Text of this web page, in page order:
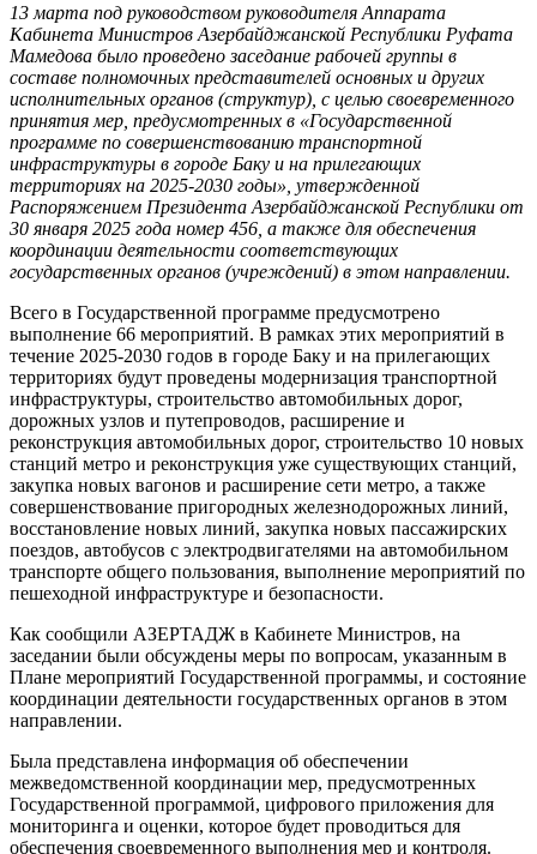
13 марта под руководством руководителя Аппарата
Кабинета Министров Азербайджанской Республики Руфата
Мамедова было проведено заседание рабочей группы в
составе полномочных представителей основных и других
исполнительных органов (структур), с целью своевременного
принятия мер, предусмотренных в «Государственной
программе по совершенствованию транспортной
инфраструктуры в городе Баку и на прилегающих
территориях на 2025-2030 годы», утвержденной
Распоряжением Президента Азербайджанской Республики от
30 января 2025 года номер 456, а также для обеспечения
координации деятельности соответствующих
государственных органов (учреждений) в этом направлении.
Всего в Государственной программе предусмотрено
выполнение 66 мероприятий. В рамках этих мероприятий в
течение 2025-2030 годов в городе Баку и на прилегающих
территориях будут проведены модернизация транспортной
инфраструктуры, строительство автомобильных дорог,
дорожных узлов и путепроводов, расширение и
реконструкция автомобильных дорог, строительство 10 новых
станций метро и реконструкция уже существующих станций,
закупка новых вагонов и расширение сети метро, а также
совершенствование пригородных железнодорожных линий,
восстановление новых линий, закупка новых пассажирских
поездов, автобусов с электродвигателями на автомобильном
транспорте общего пользования, выполнение мероприятий по
пешеходной инфраструктуре и безопасности.
Как сообщили АЗЕРТАДЖ в Кабинете Министров, на
заседании были обсуждены меры по вопросам, указанным в
Плане мероприятий Государственной программы, и состояние
координации деятельности государственных органов в этом
направлении.
Была представлена информация об обеспечении
межведомственной координации мер, предусмотренных
Государственной программой, цифрового приложения для
мониторинга и оценки, которое будет проводиться для
обеспечения своевременного выполнения мер и контроля.